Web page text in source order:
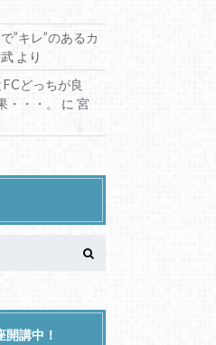
”キレ”のあるカ
より
どっちが良
・・。
に宮
開講中！